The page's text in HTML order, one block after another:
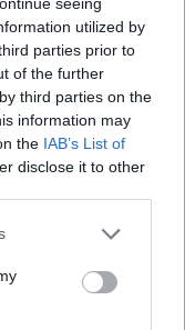
utilized by
parties prior to
of the further
third parties on the
information may
the IAB’s List of
disclose it to other